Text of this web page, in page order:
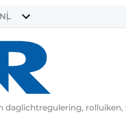
NL
daglichtregulering,